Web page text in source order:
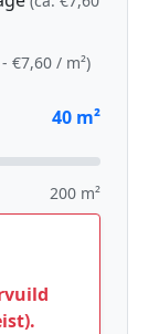
€7,60 / m²)
40 m²
200 m²